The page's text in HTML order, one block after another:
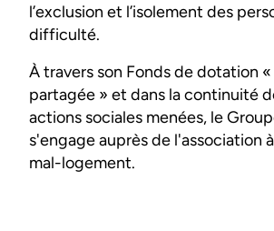
l’exclusion et l’isolement des
difficulté.
À travers son Fonds de dotation
partagée » et dans la continuité
actions sociales menées, le
s'engage auprès de l'association
mal-logement.